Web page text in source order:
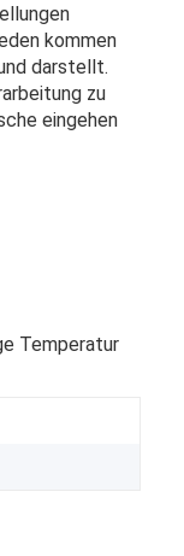
kommen
darstellt.
zu
eingehen
Temperatur